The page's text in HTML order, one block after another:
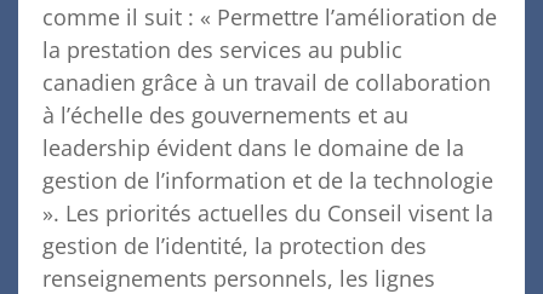
comme il suit : « Permettre l’amélioration de
la prestation des services au public
canadien grâce à un travail de collaboration
à l’échelle des gouvernements et au
leadership évident dans le domaine de la
gestion de l’information et de la technologie
». Les priorités actuelles du Conseil visent la
gestion de l’identité, la protection des
renseignements personnels, les lignes